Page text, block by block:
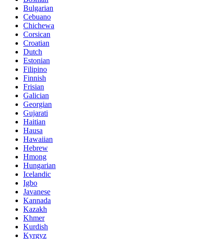
Bulgarian
Cebuano
Chichewa
Corsican
Croatian
Dutch
Estonian
Filipino
Finnish
Frisian
Galician
Georgian
Gujarati
Haitian
Hausa
Hawaiian
Hebrew
Hmong
Hungarian
Icelandic
Igbo
Javanese
Kannada
Kazakh
Khmer
Kurdish
Kyrgyz